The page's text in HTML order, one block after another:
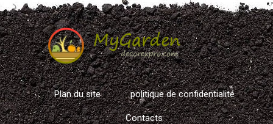
Plan du site politique de confidentialité
Contacts